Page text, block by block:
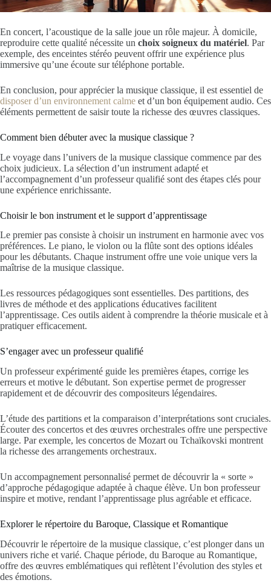
En concert, l’acoustique de la salle joue un rôle majeur. À domicile,
reproduire cette qualité nécessite un choix soigneux du matériel. Par
exemple, des enceintes stéréo peuvent offrir une expérience plus
immersive qu’une écoute sur téléphone portable.
En conclusion, pour apprécier la musique classique, il est essentiel de
disposer d’un environnement calme et d’un bon équipement audio. Ces
éléments permettent de saisir toute la richesse des œuvres classiques.
Comment bien débuter avec la musique classique ?
Le voyage dans l’univers de la musique classique commence par des
choix judicieux. La sélection d’un instrument adapté et
l’accompagnement d’un professeur qualifié sont des étapes clés pour
une expérience enrichissante.
Choisir le bon instrument et le support d’apprentissage
Le premier pas consiste à choisir un instrument en harmonie avec vos
préférences. Le piano, le violon ou la flûte sont des options idéales
pour les débutants. Chaque instrument offre une voie unique vers la
maîtrise de la musique classique.
Les ressources pédagogiques sont essentielles. Des partitions, des
livres de méthode et des applications éducatives facilitent
l’apprentissage. Ces outils aident à comprendre la théorie musicale et à
pratiquer efficacement.
S’engager avec un professeur qualifié
Un professeur expérimenté guide les premières étapes, corrige les
erreurs et motive le débutant. Son expertise permet de progresser
rapidement et de découvrir des compositeurs légendaires.
L’étude des partitions et la comparaison d’interprétations sont cruciales.
Écouter des concertos et des œuvres orchestrales offre une perspective
large. Par exemple, les concertos de Mozart ou Tchaïkovski montrent
la richesse des arrangements orchestraux.
Un accompagnement personnalisé permet de découvrir la « sorte »
d’approche pédagogique adaptée à chaque élève. Un bon professeur
inspire et motive, rendant l’apprentissage plus agréable et efficace.
Explorer le répertoire du Baroque, Classique et Romantique
Découvrir le répertoire de la musique classique, c’est plonger dans un
univers riche et varié. Chaque période, du Baroque au Romantique,
offre des œuvres emblématiques qui reflètent l’évolution des styles et
des émotions.